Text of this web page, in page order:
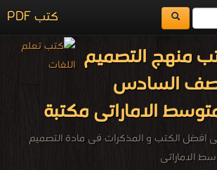
كتب PDF
منهج التصميم
السادس
الاماراتى مكتبة
افضل الكتب و المذكرات فى مادة التصميم
الاماراتى